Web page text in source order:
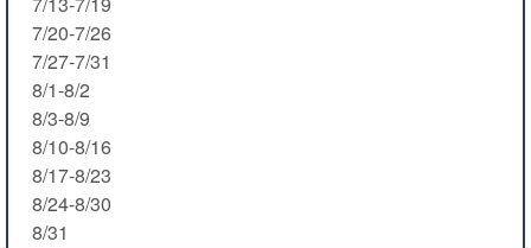
7/20-7/26
7/27-7/31
8/1-8/2
8/3-8/9
8/10-8/16
8/17-8/23
8/24-8/30
8/31